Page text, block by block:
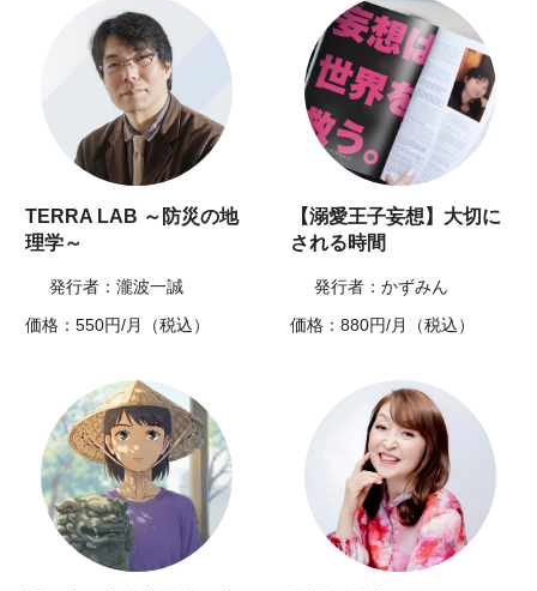
TERRA LAB ～防災の地
理学～
発行者：瀧波一誠
価格：550円/月（税込）
【溺愛王子妄想】大切に
される時間
発行者：かずみん
価格：880円/月（税込）